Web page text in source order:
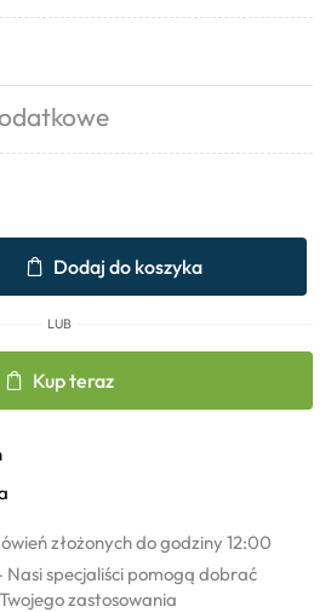
Dodaj do koszyka
LUB
Kup teraz
złożonych do godziny 12:00
Nasi specjaliści pomogą dobrać
zastosowania